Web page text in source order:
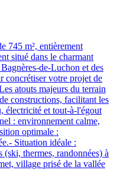
745 m², entièrement
situé dans le charmant
de-Luchon et des
concrétiser votre projet de
atouts majeurs du terrain
constructions, facilitant les
électricité et tout-à-l'égout
: environnement calme,
optimale :
Situation idéale :
(ski, thermes, randonnées) à
village prisé de la vallée